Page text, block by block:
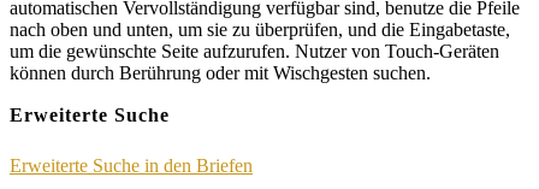
automatischen Vervollständigung verfügbar sind, benutze die Pfeile
nach oben und unten, um sie zu überprüfen, und die Eingabetaste,
um die gewünschte Seite aufzurufen. Nutzer von Touch-Geräten
können durch Berührung oder mit Wischgesten suchen.
Erweiterte Suche
Erweiterte Suche in den Briefen